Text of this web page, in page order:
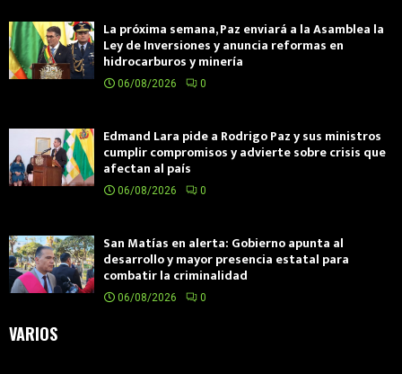
La próxima semana, Paz enviará a la Asamblea la
Ley de Inversiones y anuncia reformas en
hidrocarburos y minería
06/08/2026 0
Edmand Lara pide a Rodrigo Paz y sus ministros
cumplir compromisos y advierte sobre crisis que
afectan al país
06/08/2026 0
San Matías en alerta: Gobierno apunta al
desarrollo y mayor presencia estatal para
combatir la criminalidad
06/08/2026 0
VARIOS